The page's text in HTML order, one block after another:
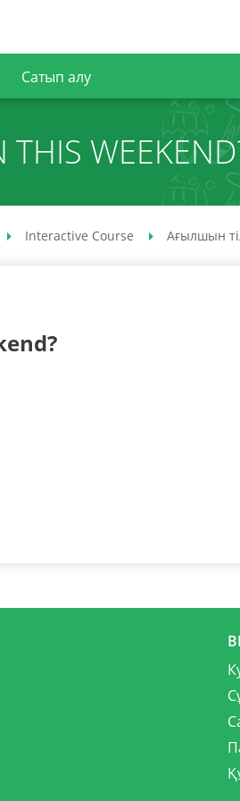
Сатып алу
Interactive Course Ағылшын